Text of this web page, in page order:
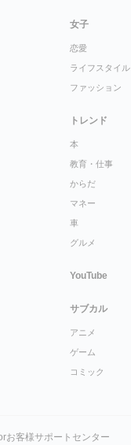
女子
恋愛
ライフスタイル
ファッション
トレンド
本
教育・仕事
からだ
マネー
車
グルメ
YouTube
サブカル
アニメ
ゲーム
コミック
お客様サポートセンター